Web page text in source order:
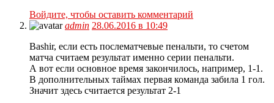
Войдите, чтобы оставить комментарий
admin 28.06.2016 в 10:49
Bashir, если есть послематчевые пенальти, то счетом
матча считаем результат именно серии пенальти.
А вот если основное время закончилось, например, 1-1.
В дополнительных таймах первая команда забила 1 гол.
Значит здесь считается результат 2-1